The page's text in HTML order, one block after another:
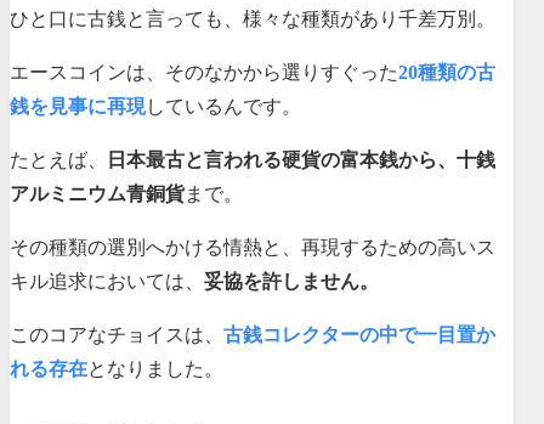
ひと口に古銭と言っても、様々な種類があり千差万別。
エースコインは、そのなかから選りすぐった20種類の古
銭を見事に再現しているんです。
たとえば、
日本最古と言われる硬貨の富本銭から、十銭
アルミニウム青銅貨まで。
その種類の選別へかける情熱と、再現するための高いス
キル追求においては、 妥協を許しません。
このコアなチョイスは、 古銭コレクターの中で一目置か
れる存在となりました。